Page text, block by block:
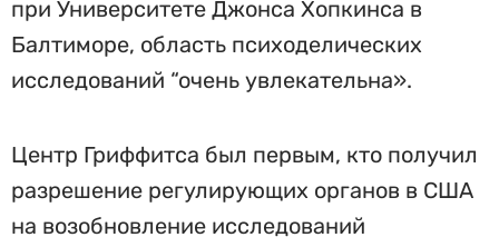
при Университете Джонса Хопкинса в
Балтиморе, область психоделических
исследований “очень увлекательна».
Центр Гриффитса был первым, кто получил
разрешение регулирующих органов в США
на возобновление исследований